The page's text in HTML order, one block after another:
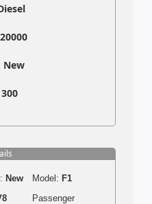
20000
New
300
New Model:F1
Passenger